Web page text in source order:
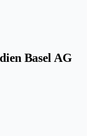
Basel AG